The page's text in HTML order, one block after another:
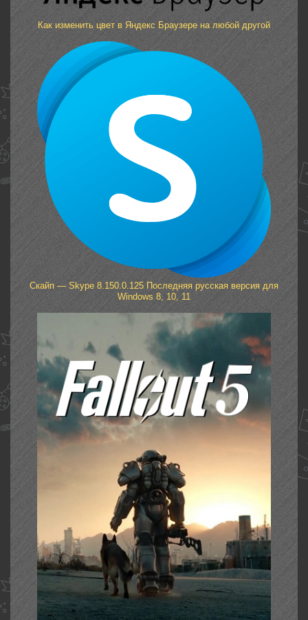
Как изменить цвет в Яндекс Браузере на любой другой
Скайп — Skype 8.150.0.125 Последняя русская версия для
Windows 8, 10, 11